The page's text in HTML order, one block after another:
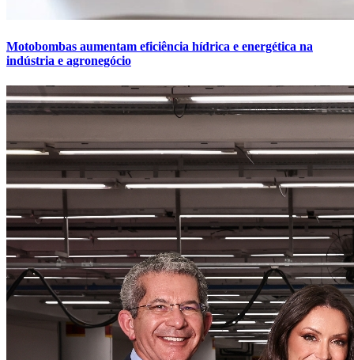
Motobombas aumentam eficiência hídrica e energética na
indústria e agronegócio